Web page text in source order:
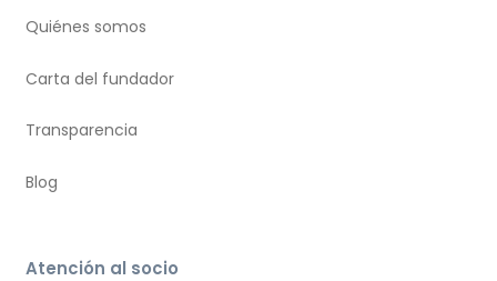
Quiénes somos
Carta del fundador
Transparencia
Blog
Atención al socio